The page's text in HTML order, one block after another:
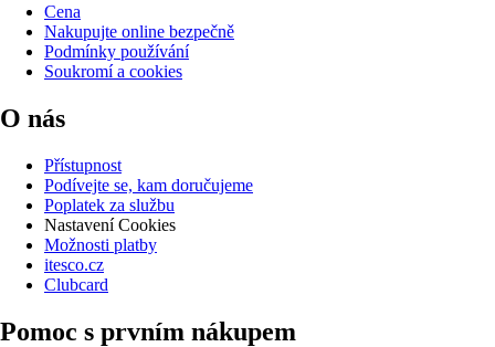
Cena
Nakupujte online bezpečně
Podmínky používání
Soukromí a cookies
O nás
Přístupnost
Podívejte se, kam doručujeme
Poplatek za službu
Nastavení Cookies
Možnosti platby
itesco.cz
Clubcard
Pomoc s prvním nákupem